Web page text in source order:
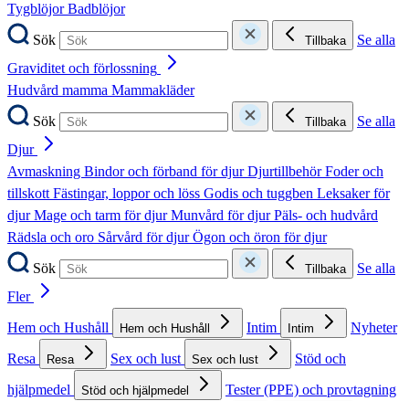
TygblöjorBadblöjor
Sök
Tillbaka
Se alla
Graviditet och förlossning
Hudvård mamma Mammakläder
Sök
Tillbaka
Se alla
Djur
Avmaskning Bindor och förband för djurDjurtillbehörFoder och
tillskottFästingar, loppor och löss Godis och tuggben Leksaker för
djurMage och tarm för djurMunvård för djurPäls- och hudvård
Rädsla och oro Sårvård för djurÖgon och öron för djur
Sök
Tillbaka
Se alla
Fler
Hem och Hushåll
Hem och Hushåll Intim Intim
Nyheter
Resa
Resa Sex och lust Sex och lust
Stöd och
hjälpmedel
Stöd och hjälpmedel
Tester (PPE) och provtagning